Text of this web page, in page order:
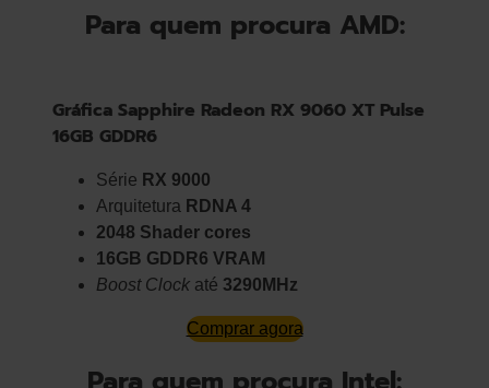
Para quem procura AMD:
Gráfica Sapphire Radeon RX 9060 XT Pulse
16GB GDDR6
Série RX 9000
Arquitetura RDNA 4
2048 Shader cores
16GB GDDR6 VRAM
Boost Clock até 3290MHz
Comprar agora